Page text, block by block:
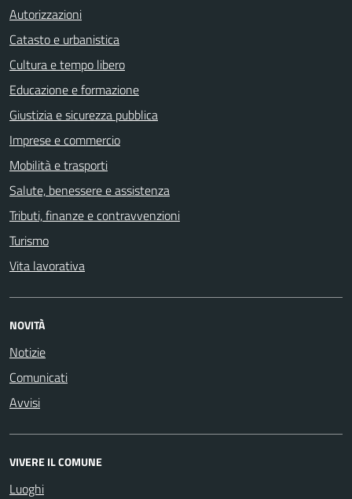
Autorizzazioni
Catasto e urbanistica
Cultura e tempo libero
Educazione e formazione
Giustizia e sicurezza pubblica
Imprese e commercio
Mobilità e trasporti
Salute, benessere e assistenza
Tributi, finanze e contravvenzioni
Turismo
Vita lavorativa
NOVITÀ
Notizie
Comunicati
Avvisi
VIVERE IL COMUNE
Luoghi